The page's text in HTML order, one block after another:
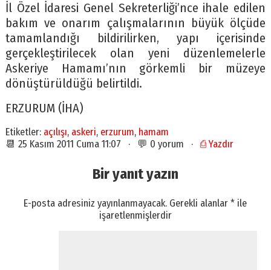
İl Özel İdaresi Genel Sekreterliği’nce ihale edilen
bakım ve onarım çalışmalarının büyük ölçüde
tamamlandığı bildirilirken, yapı içerisinde
gerçekleştirilecek olan yeni düzenlemelerle
Askeriye Hamamı’nın görkemli bir müzeye
dönüştürüldüğü belirtildi.
ERZURUM (İHA)
Etiketler: açılışı, askeri, erzurum, hamam
📆 25 Kasım 2011 Cuma 11:07 · 💬 0 yorum · ⎙ Yazdır
Bir yanıt yazın
E-posta adresiniz yayınlanmayacak. Gerekli alanlar* ile
işaretlenmişlerdir